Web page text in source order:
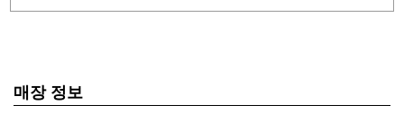
매장 정보